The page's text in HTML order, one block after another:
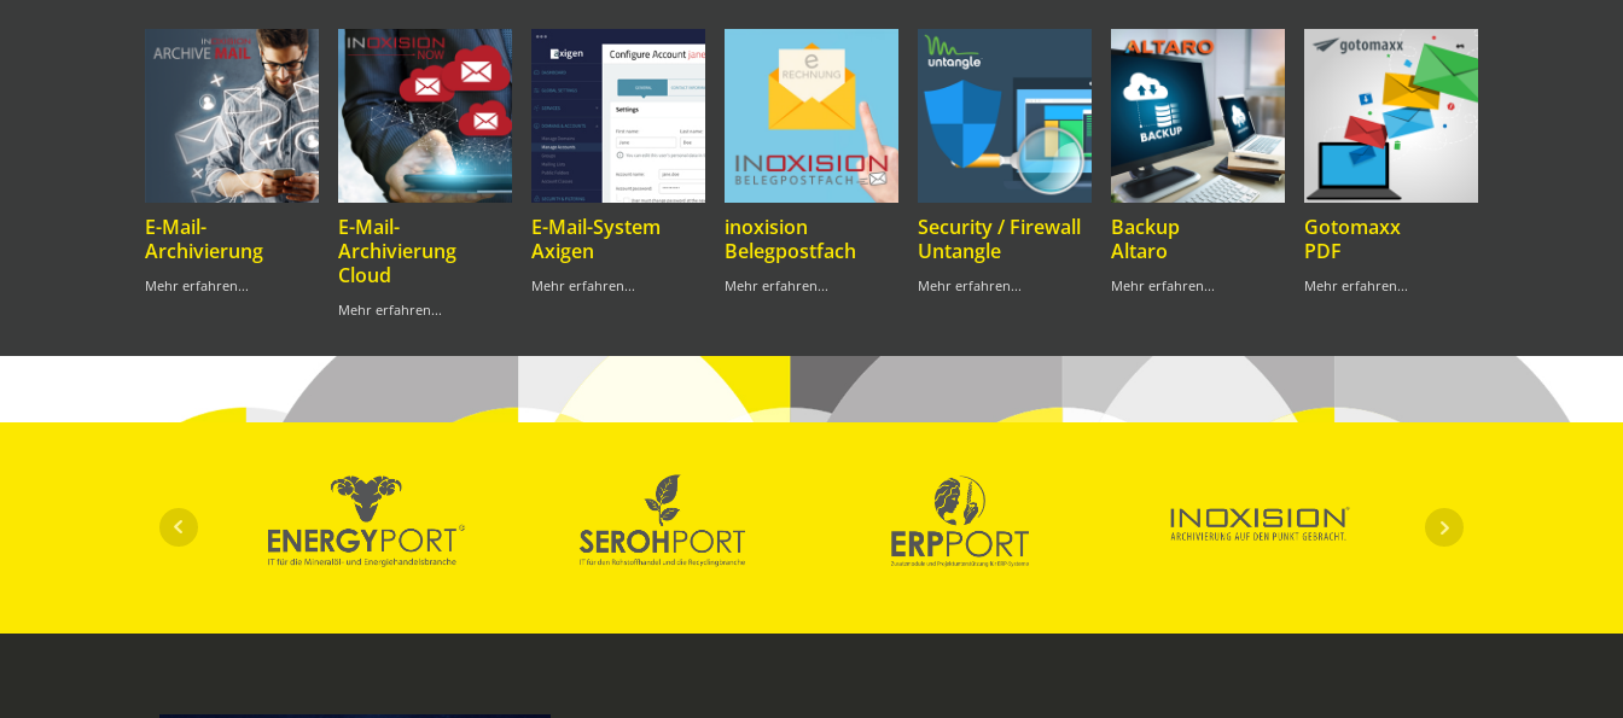
E-Mail-
Archivierung
Mehr erfahren...
E-Mail-
Archivierung
Cloud
Mehr erfahren...
E-Mail-System
Axigen
Mehr erfahren...
inoxision
Belegpostfach
Mehr erfahren...
Security / Firewall
Untangle
Mehr erfahren...
Backup
Altaro
Mehr erfahren...
Gotomaxx
PDF
Mehr erfahren...